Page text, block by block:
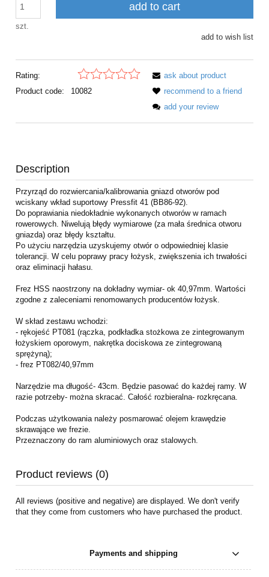
szt.
add to cart
add to wish list
Rating:
Product code:
10082
ask about product
recommend to a friend
add your review
Description
Przyrząd do rozwiercania/kalibrowania gniazd otworów pod
wciskany wkład suportowy Pressfit 41 (BB86-92).
Do poprawiania niedokładnie wykonanych otworów w ramach
rowerowych. Niwelują błędy wymiarowe (za mała średnica otworu
gniazda) oraz błędy kształtu.
Po użyciu narzędzia uzyskujemy otwór o odpowiedniej klasie
tolerancji. W celu poprawy pracy łożysk, zwiększenia ich trwałości
oraz eliminacji hałasu.
Frez HSS naostrzony na dokładny wymiar- ok 40,97mm. Wartości
zgodne z zaleceniami renomowanych producentów łożysk.
W skład zestawu wchodzi:
- rękojeść PT081 (rączka, podkładka stożkowa ze zintegrowanym
łożyskiem oporowym, nakrętka dociskowa ze zintegrowaną
sprężyną);
- frez PT082/40,97mm
Narzędzie ma długość- 43cm. Będzie pasować do każdej ramy. W
razie potrzeby- można skracać. Całość rozbieralna- rozkręcana.
Podczas użytkowania należy posmarować olejem krawędzie
skrawające we frezie.
Przeznaczony do ram aluminiowych oraz stalowych.
Product reviews (0)
All reviews (positive and negative) are displayed. We don't verify
that they come from customers who have purchased the product.
Payments and shipping